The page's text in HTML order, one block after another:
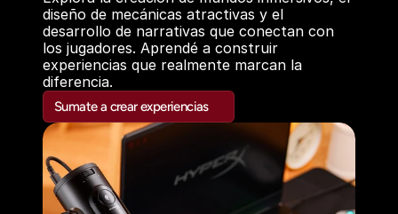
diseño de mecánicas atractivas y el
desarrollo de narrativas que conectan con
los jugadores. Aprendé a construir
experiencias que realmente marcan la
diferencia.
Sumate a crear experiencias
Sumate a crear experiencias